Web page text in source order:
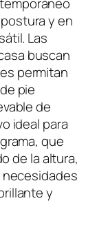
y en
Las
buscan
permitan
pie
de
ideal para
que
de la altura,
y